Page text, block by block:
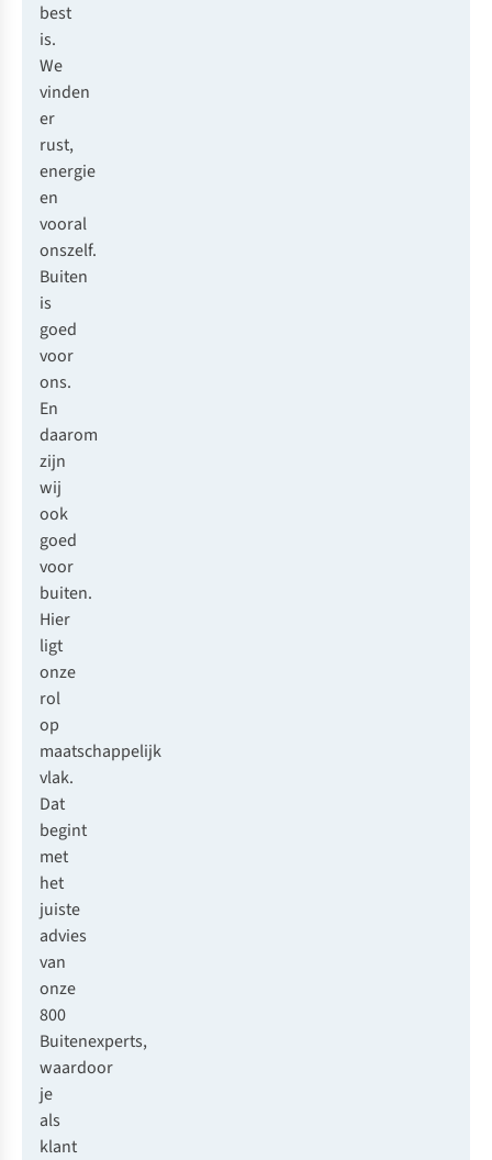
best
is.
We
vinden
er
rust,
energie
en
vooral
onszelf.
Buiten
is
goed
voor
ons.
En
daarom
zijn
wij
ook
goed
voor
buiten.
Hier
ligt
onze
rol
op
maatschappelijk
vlak.
Dat
begint
met
het
juiste
advies
van
onze
800
Buitenexperts,
waardoor
je
als
klant